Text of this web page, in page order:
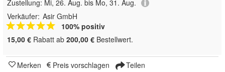
Zustellung: Mi, 26. Aug. bis Mo, 31. Aug.
Verkäufer: Asir GmbH
100% positiv
15,00 € Rabatt ab 200,00 € Bestellwert.
Merken Preis vorschlagen Teilen